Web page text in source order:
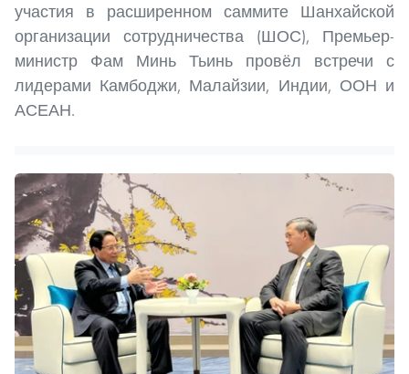
участия в расширенном саммите Шанхайской
организации сотрудничества (ШОС), Премьер-
министр Фам Минь Тьинь провёл встречи с
лидерами Камбоджи, Малайзии, Индии, ООН и
АСЕАН.